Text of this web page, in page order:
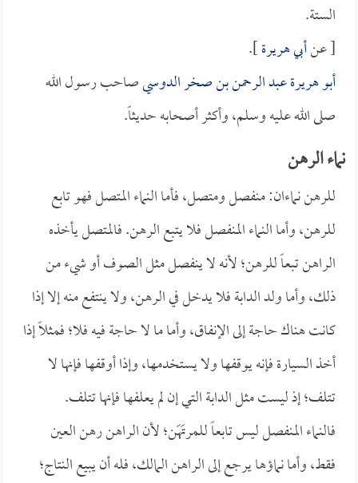
الستة.
[ عنأبي هريرة].
أبو هريرة عبد الرحمن بن صخر الدوسيصاحب رسول الله
صلى الله عليه وسلم، وأكثر أصحابه حديثاً.
نماء الرهن
للرهن نماءان: منفصل ومتصل، فأما النماء المتصل فهو تابع
للرهن، وأما النماء المنفصل فلا يتبع الرهن. فالمتصل يأخذه
الراهن تبعاً للرهن؛ لأنه لا ينفصل مثل الصوف أو شيء من
ذلك، وأما ولد الدابة فلا يدخل في الرهن، ولا ينتفع منه إلا إذا
كانت هناك حاجة إلى الإنفاق، وأما ما لا حاجة فيه فلا؛ فمثلاً إذا
أخذ السيارة فإنه يوقفها ولا يستخدمها، وإذا أوقفها فإنها لا
تتلف؛ إذ ليست مثل الدابة التي إن لم يعلفها فإنها تتلف.
فالنماء المنفصل ليس تابعاً للمرتَهَن؛ لأن الراهن رهن العين
فقط، وأما نماؤها يرجع إلى الراهن المالك، فله أن يبيع النتاج؛